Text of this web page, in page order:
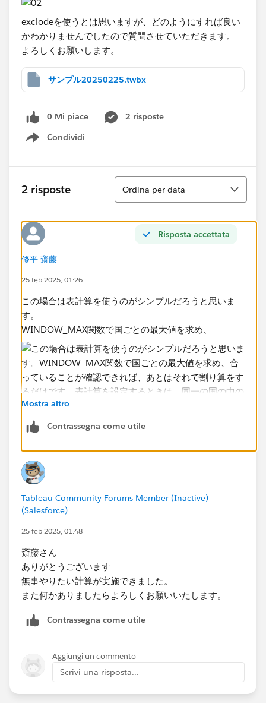
exclodeを使うとは思いますが、どのようにすれば良い
かわかりませんでしたので質問させていただきます。
よろしくお願いします。
サンプル20250225.twbx
0 Mi piace
2 risposte
Condividi
Show menu
2 risposte
Ordina
Ordina per data
Risposta accettata
修平 齋藤
25 feb 2025, 01:26
この場合は表計算を使うのがシンプルだろうと思いま
す。​
WINDOW_MAX関数で国ごとの最大値を求め、
合っていることが確認できれば​、あとはそれで割り算を
するだけです。
るために、年に沿って計算する
Mostra altro
Contrassegna come utile
Tableau Community Forums Member (Inactive)
(Salesforce)
25 feb 2025, 01:48
斎藤さん
ありがとうございます
無事やりたい計算が実施できました。
また何かありましたらよろしくお願いいたします。
Contrassegna come utile
Aggiungi un commento
Scrivi una risposta...